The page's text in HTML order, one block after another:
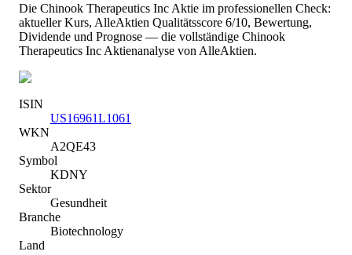
Die Chinook Therapeutics Inc Aktie im professionellen Check:
aktueller Kurs, AlleAktien Qualitätsscore 6/10, Bewertung,
Dividende und Prognose — die vollständige Chinook
Therapeutics Inc Aktienanalyse von AlleAktien.
ISIN
US16961L1061
WKN
A2QE43
Symbol
KDNY
Sektor
Gesundheit
Branche
Biotechnology
Land